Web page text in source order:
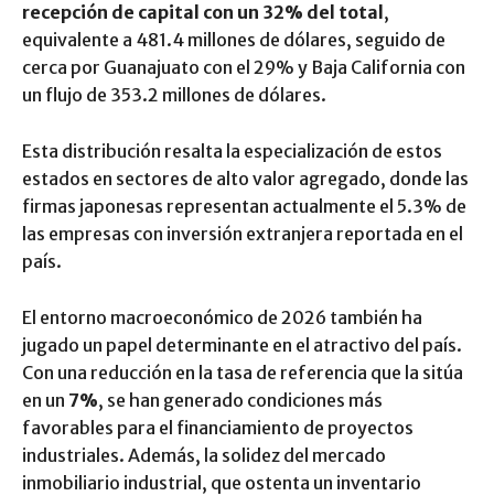
recepción de capital con un 32% del total ,
equivalente a 481.4 millones de dólares, seguido de
cerca por Guanajuato con el 29% y Baja California con
un flujo de 353.2 millones de dólares.
Esta distribución resalta la especialización de estos
estados en sectores de alto valor agregado, donde las
firmas japonesas representan actualmente el 5.3% de
las empresas con inversión extranjera reportada en el
país.
El entorno macroeconómico de 2026 también ha
jugado un papel determinante en el atractivo del país.
Con una reducción en la tasa de referencia que la sitúa
en un 7%, se han generado condiciones más
favorables para el financiamiento de proyectos
industriales. Además, la solidez del mercado
inmobiliario industrial, que ostenta un inventario